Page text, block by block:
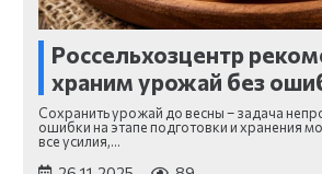
Россельхозцентр
храним урожай без
Сохранить урожай до весны – задача
ошибки на этапе подготовки и хранения
все усилия,…